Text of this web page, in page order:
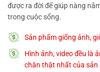
được ra đời để giúp nàng
trong cuộc sống.
Sản phẩm giống ảnh,
Hình ảnh, video đều là
chân thật nhất của sản